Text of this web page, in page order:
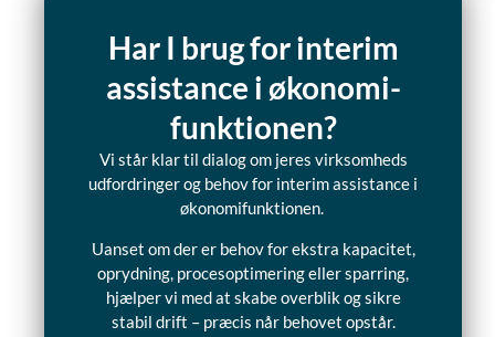
Har I brug for interim
assistance i økonomi-
funktionen?
Vi står klar til dialog om jeres virksomheds
udfordringer og behov for interim assistance i
økonomifunktionen.
Uanset om der er behov for ekstra kapacitet,
oprydning, procesoptimering eller sparring,
hjælper vi med at skabe overblik og sikre
stabil drift – præcis når behovet opstår.